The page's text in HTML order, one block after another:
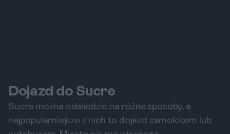
Dojazd do Sucre
Sucre można odwiedzić na różne sposoby, a
najpopularniejsze z nich to dojazd samolotem lub